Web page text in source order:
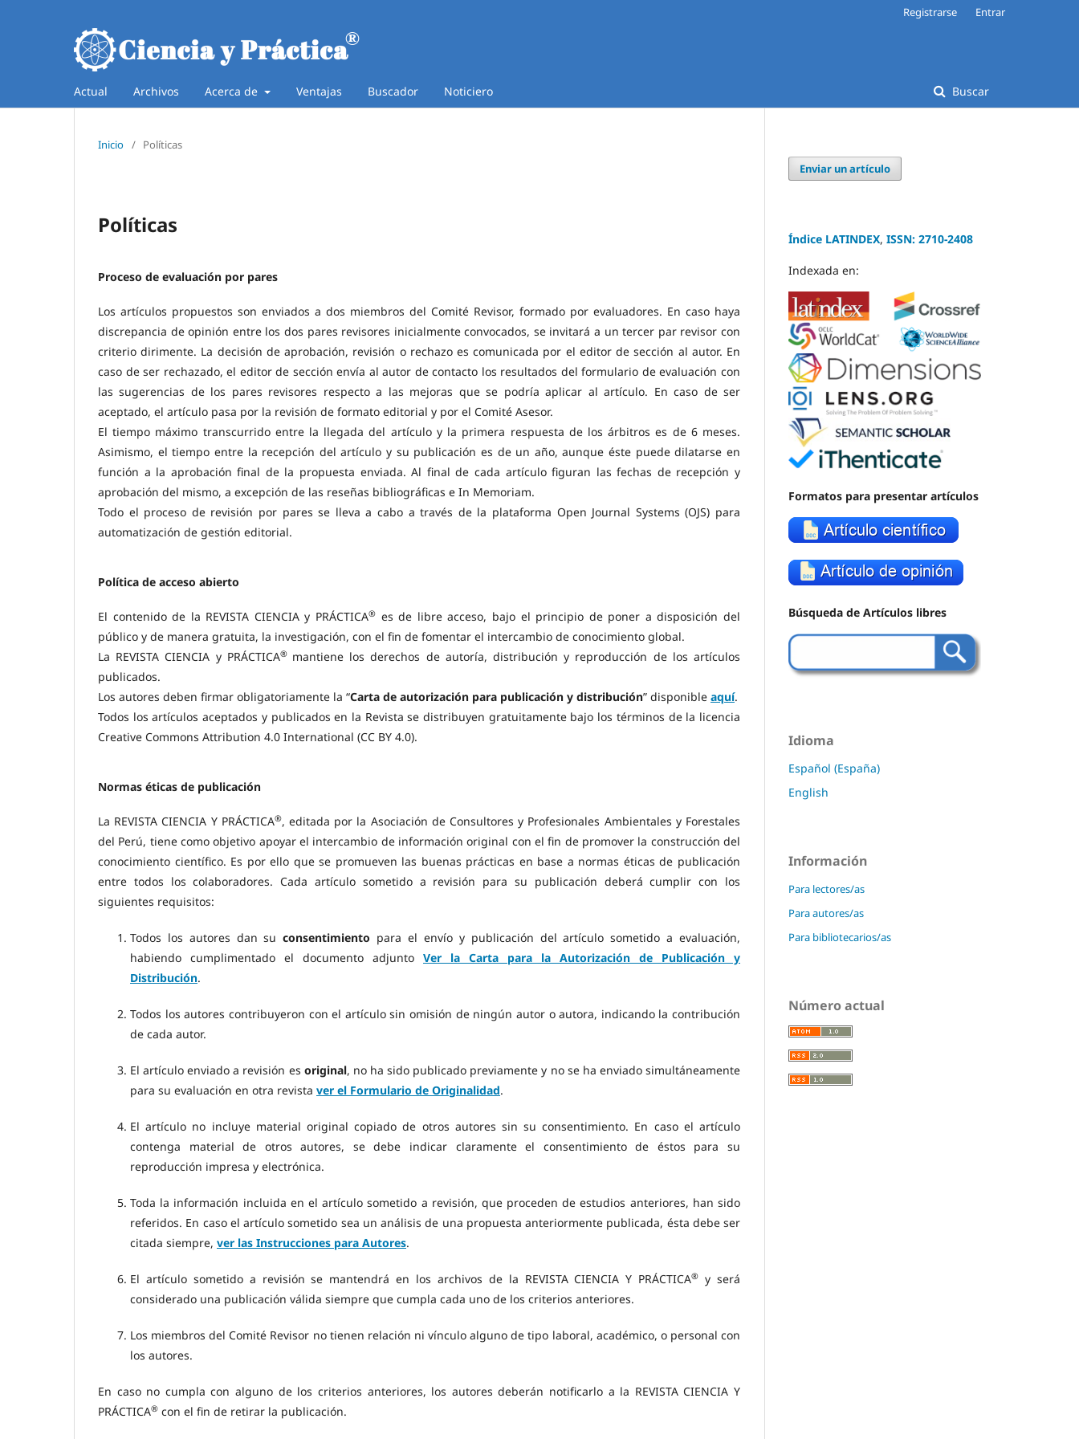
Actual Archivos Acerca de Ventajas Buscador Noticiero Buscar
Registrarse Entrar
Inicio / Políticas
Políticas
Proceso de evaluación por pares
Los artículos propuestos son enviados a dos miembros del Comité Revisor, formado por evaluadores. En caso haya
discrepancia de opinión entre los dos pares revisores inicialmente convocados, se invitará a un tercer par revisor con
criterio dirimente. La decisión de aprobación, revisión o rechazo es comunicada por el editor de sección al autor. En
caso de ser rechazado, el editor de sección envía al autor de contacto los resultados del formulario de evaluación con
las sugerencias de los pares revisores respecto a las mejoras que se podría aplicar al artículo. En caso de ser
aceptado, el artículo pasa por la revisión de formato editorial y por el Comité Asesor.
El tiempo máximo transcurrido entre la llegada del artículo y la primera respuesta de los árbitros es de 6 meses.
Asimismo, el tiempo entre la recepción del artículo y su publicación es de un año, aunque éste puede dilatarse en
función a la aprobación final de la propuesta enviada. Al final de cada artículo figuran las fechas de recepción y
aprobación del mismo, a excepción de las reseñas bibliográficas e In Memoriam.
Todo el proceso de revisión por pares se lleva a cabo a través de la plataforma Open Journal Systems (OJS) para
automatización de gestión editorial.
Política de acceso abierto
El contenido de la REVISTA CIENCIA y PRÁCTICA® es de libre acceso, bajo el principio de poner a disposición del
público y de manera gratuita, la investigación, con el fin de fomentar el intercambio de conocimiento global.
La REVISTA CIENCIA y PRÁCTICA® mantiene los derechos de autoría, distribución y reproducción de los artículos
publicados.
Los autores deben firmar obligatoriamente la “Carta de autorización para publicación y distribución” disponible aquí.
Todos los artículos aceptados y publicados en la Revista se distribuyen gratuitamente bajo los términos de la licencia
Creative Commons Attribution 4.0 International (CC BY 4.0).
Normas éticas de publicación
La REVISTA CIENCIA Y PRÁCTICA®, editada por la Asociación de Consultores y Profesionales Ambientales y Forestales
del Perú, tiene como objetivo apoyar el intercambio de información original con el fin de promover la construcción del
conocimiento científico. Es por ello que se promueven las buenas prácticas en base a normas éticas de publicación
entre todos los colaboradores. Cada artículo sometido a revisión para su publicación deberá cumplir con los
siguientes requisitos:
Todos los autores dan suconsentimiento para el envío y publicación del artículo sometido a evaluación,
habiendo cumplimentado el documento adjunto Ver la Carta para la Autorización de Publicación y
Distribución.
Todos los autores contribuyeron con el artículo sin omisión de ningún autor o autora, indicando la contribución
de cada autor.
El artículo enviado a revisión es original, no ha sido publicado previamente y no se ha enviado simultáneamente
para su evaluación en otra revista ver el Formulario de Originalidad.
El artículo no incluye material original copiado de otros autores sin su consentimiento. En caso el artículo
contenga material de otros autores, se debe indicar claramente el consentimiento de éstos para su
reproducción impresa y electrónica.
Toda la información incluida en el artículo sometido a revisión, que proceden de estudios anteriores, han sido
referidos. En caso el artículo sometido sea un análisis de una propuesta anteriormente publicada, ésta debe ser
citada siempre, ver las Instrucciones para Autores.
El artículo sometido a revisión se mantendrá en los archivos de la REVISTA CIENCIA Y PRÁCTICA® y será
considerado una publicación válida siempre que cumpla cada uno de los criterios anteriores.
Los miembros del Comité Revisor no tienen relación ni vínculo alguno de tipo laboral, académico, o personal con
los autores.
En caso no cumpla con alguno de los criterios anteriores, los autores deberán notificarlo a la REVISTA CIENCIA Y
PRÁCTICA® con el fin de retirar la publicación.
Enviar un artículo
Índice LATINDEX, ISSN: 2710-2408
Indexada en:
Formatos para presentar artículos
Búsqueda de Artículos libres
Idioma
Español (España)
English
Información
Para lectores/as
Para autores/as
Para bibliotecarios/as
Número actual